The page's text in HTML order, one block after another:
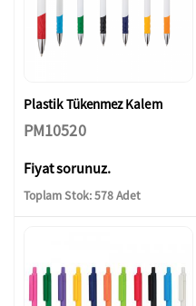
Plastik Tükenmez Kalem
PM10520
Fiyat sorunuz.
Toplam Stok: 578 Adet